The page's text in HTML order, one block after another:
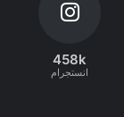
458k
انستجرام